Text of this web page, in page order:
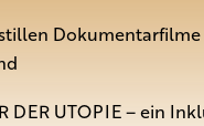
DER UTOPIE – ein